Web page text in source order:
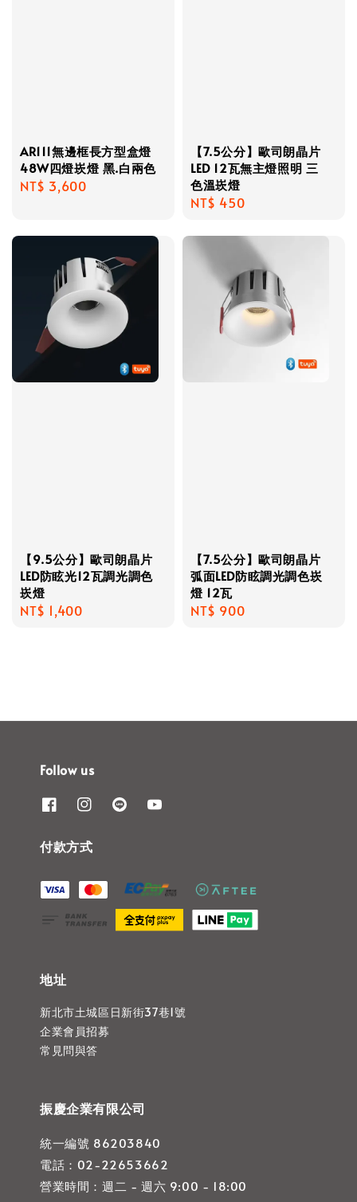
AR111無邊框長方型盒燈
48W四燈崁燈 黑.白兩色
Regular
NT$ 3,600
【7.5公分】歐司朗晶片
LED 12瓦無主燈照明 三
色溫崁燈
Regular
NT$ 450
【9.5公分】歐司朗晶片
LED防眩光12瓦調光調色
崁燈
Regular
NT$ 1,400
【7.5公分】歐司朗晶片
弧面LED防眩調光調色崁
燈 12瓦
Regular
NT$ 900
Follow us
付款方式
地址
新北市土城區日新街37巷1號
企業會員招募
常見問與答
振慶企業有限公司
統一編號 86203840
電話：02-22653662
營業時間：週二 - 週六 9:00 - 18:00